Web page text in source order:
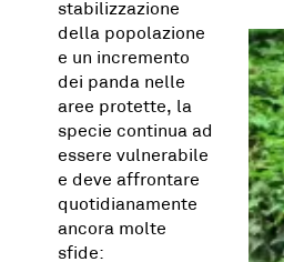
stabilizzazione
della popolazione
e un incremento
dei panda nelle
aree protette, la
specie continua ad
essere vulnerabile
e deve affrontare
quotidianamente
ancora molte
sfide: